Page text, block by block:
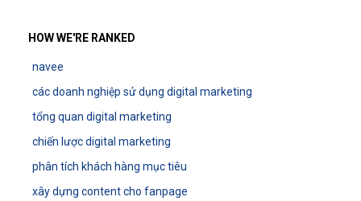
HOW WE'RE RANKED
navee
các doanh nghiệp sử dụng digital marketing
tổng quan digital marketing
chiến lược digital marketing
phân tích khách hàng mục tiêu
xây dựng content cho fanpage